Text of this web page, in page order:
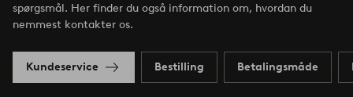
spørgsmål. Her finder du også information om, hvordan du
nemmest kontakter os.
Kundeservice Bestilling Betalingsmåde